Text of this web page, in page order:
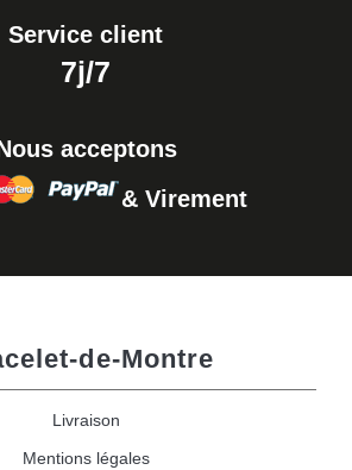
Service client
7j/7
acceptons
& Virement
de-Montre
Livraison
Mentions légales